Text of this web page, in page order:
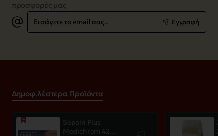
προσφορές μας
Εισάγετε
το
email
Εγγραφή
Δημοφιλέστερα Προϊόντα
Sopain Plus
Medichrom 42